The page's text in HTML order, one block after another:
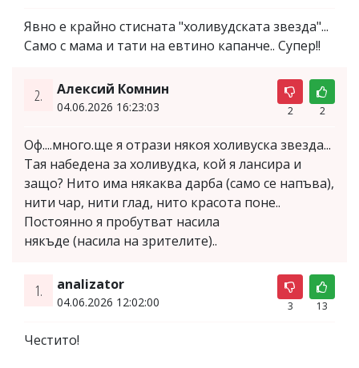
Явно е крайно стисната "холивудската звезда"...
Само с мама и тати на евтино капанче.. Супер!!
2. Алексий Комнин
04.06.2026 16:23:03 2 2
Оф....много.ще я отрази някоя холивуска звезда...
Тая набедена за холивудка, кой я лансира и
защо? Нито има някаква дарба (само се напъва),
нити чар, нити глад, нито красота поне..
Постоянно я пробутват насила
някъде (насила на зрителите)..
1. analizator
04.06.2026 12:02:00 3 13
Честито!